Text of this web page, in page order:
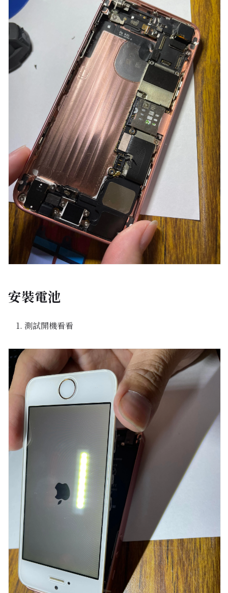
安裝電池
測試開機看看